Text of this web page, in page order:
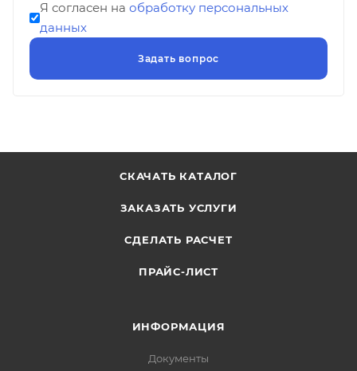
Я согласен на обработку персональных
данных
СКАЧАТЬ КАТАЛОГ
ЗАКАЗАТЬ УСЛУГИ
СДЕЛАТЬ РАСЧЕТ
ПРАЙС-ЛИСТ
ИНФОРМАЦИЯ
Документы